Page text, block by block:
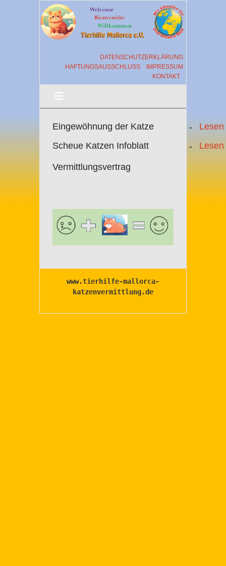
DATENSCHUTZERKLÄRUNG
HAFTUNGSAUSSCHLUSS
IMPRESSUM
KONTAKT
Eingewöhnung der Katze → Lesen
Scheue Katzen Infoblatt
→ Lesen
Vermittlungsvertrag
www.tierhilfe-mallorca-
katzenvermittlung.de